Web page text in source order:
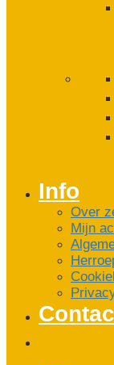
Info
Over
Mijn